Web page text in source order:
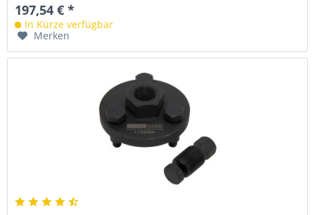
197,54 € *
In Kürze verfügbar
Merken